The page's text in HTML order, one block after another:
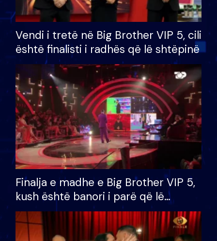
Vendi i tretë në Big Brother VIP 5, cili
është finalisti i radhës që lë shtëpinë
Finalja e madhe e Big Brother VIP 5,
kush është banori i parë që lë
shtëpinë dhe humb mundësinë për
të fituar çmimin e madh